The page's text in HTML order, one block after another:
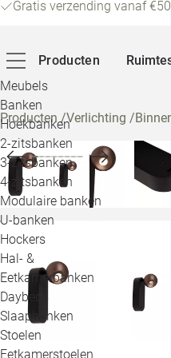
Gratis verzending vanaf €50
Producten
Meubels
Banken
Hoekbanken
2-zitsbanken
3-zitsbanken
4-zitsbanken
Modulaire banken
U-banken
Hockers
Hal- &
Eetkamerbanken
Daybeds
Slaapbanken
Stoelen
Eetkamerstoelen
Producten/Verlichting /